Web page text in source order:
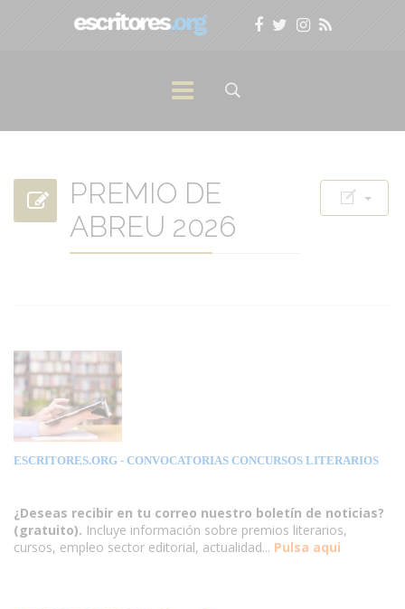
PREMIO DE
ABREU 2026
ESCRITORES.ORG - CONVOCATORIAS CONCURSOS LITERARIOS
¿Deseas recibir en tu correo nuestro boletín de noticias?
(gratuito). Incluye información sobre premios literarios,
cursos, empleo sector editorial, actualidad... Pulsa aqui